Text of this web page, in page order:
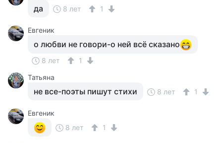
да 8 лет 1
Евгеник
о любви не говори-о ней всё сказано
8 лет
1
Татьяна
не все-поэты пишут стихи 8 лет 1
Евгеник
8 лет
1